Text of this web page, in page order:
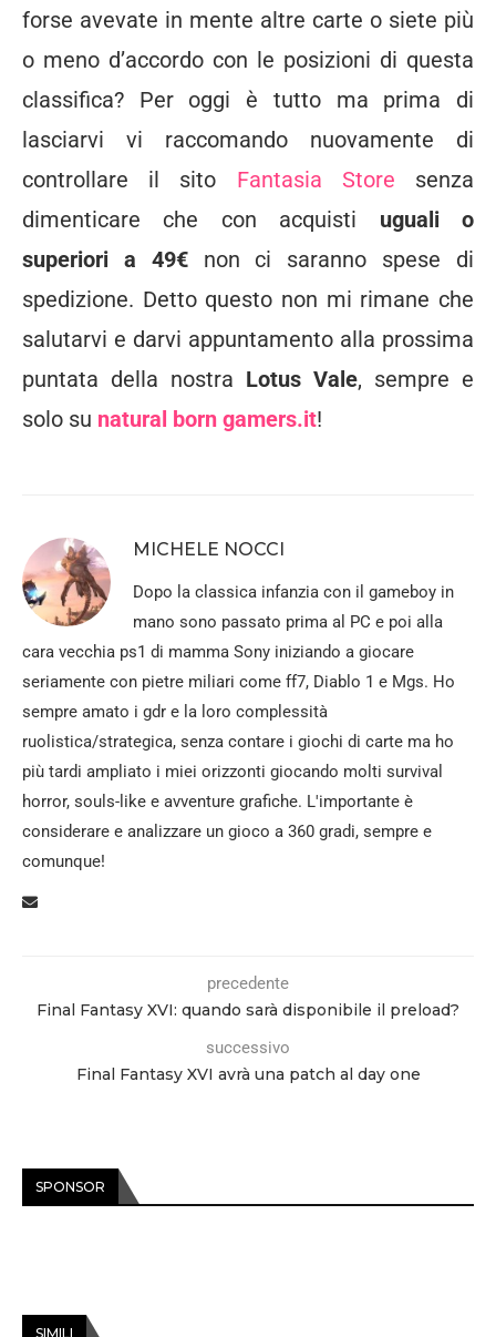
forse avevate in mente altre carte o siete più
o meno d’accordo con le posizioni di questa
classifica? Per oggi è tutto ma prima di
lasciarvi vi raccomando nuovamente di
controllare il sito Fantasia Store
senza
dimenticare che con acquisti uguali o
superiori a 49€non ci saranno spese di
spedizione. Detto questo non mi rimane che
salutarvi e darvi appuntamento alla prossima
puntata della nostra Lotus Vale, sempre e
solo su natural born gamers.it!
MICHELE NOCCI
Dopo la classica infanzia con il gameboy in
mano sono passato prima al PC e poi alla
cara vecchia ps1 di mamma Sony iniziando a giocare
seriamente con pietre miliari come ff7, Diablo 1 e Mgs. Ho
sempre amato i gdr e la loro complessità
ruolistica/strategica, senza contare i giochi di carte ma ho
più tardi ampliato i miei orizzonti giocando molti survival
horror, souls-like e avventure grafiche. L'importante è
considerare e analizzare un gioco a 360 gradi, sempre e
comunque!
precedente
Final Fantasy XVI: quando sarà disponibile il preload?
successivo
Final Fantasy XVI avrà una patch al day one
SPONSOR
SIMILI